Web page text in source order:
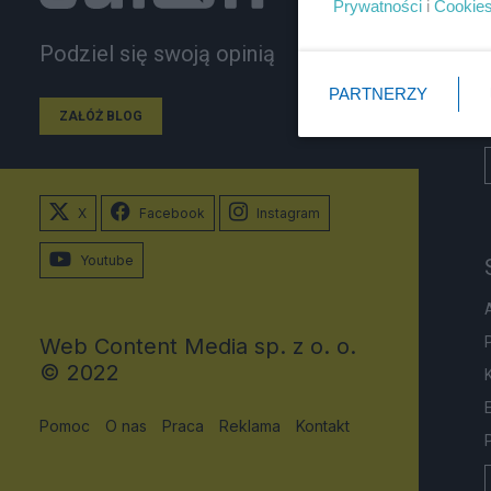
Podziel się swoją opinią
ZAŁÓŻ BLOG
X Facebook Instagram
Youtube
Web Content Media sp. z o. o.
© 2022
Pomoc O nas Praca Reklama Kontakt
Prywatności i Cookies
PARTNERZY